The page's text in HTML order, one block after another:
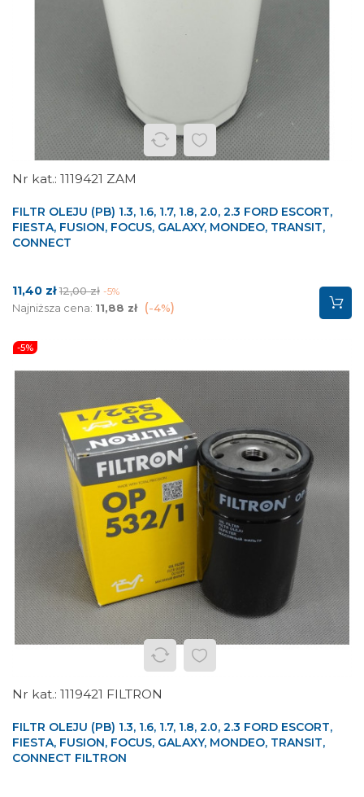
1119421 ZAM
FILTR OLEJU (PB) 1.3, 1.6, 1.7, 1.8, 2.0, 2.3 FORD ESCORT,
FIESTA, FUSION, FOCUS, GALAXY, MONDEO, TRANSIT,
CONNECT
Cena
11,40 złCena
podstawowa
12,00 zł -5%
Najniższa cena: 11,88 zł -4%
-5%
1119421 FILTRON
FILTR OLEJU (PB) 1.3, 1.6, 1.7, 1.8, 2.0, 2.3 FORD ESCORT,
FIESTA, FUSION, FOCUS, GALAXY, MONDEO, TRANSIT,
CONNECT FILTRON